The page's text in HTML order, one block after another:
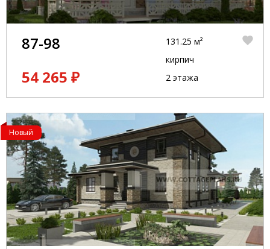
87-98
54 265 ₽
131.25 м²
кирпич
2 этажа
Новый